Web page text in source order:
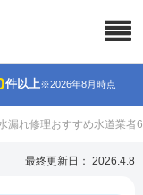
件以上※2026年8月時点
漏れ修理おすすめ水道業
最終更新日： 2026.4.8